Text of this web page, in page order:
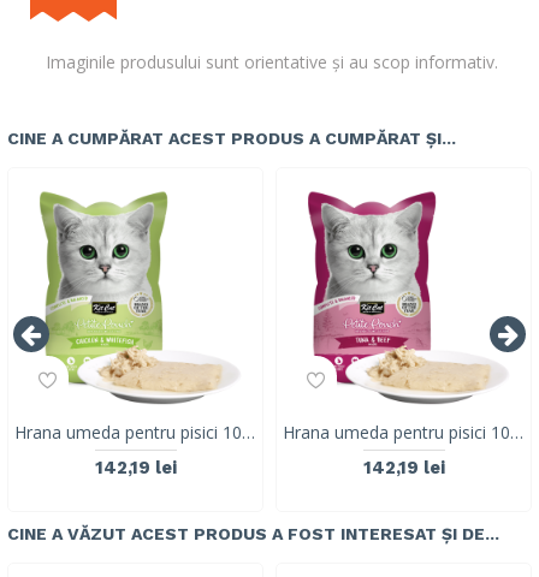
Imaginile produsului sunt orientative și au scop informativ.
CINE A CUMPĂRAT ACEST PRODUS A CUMPĂRAT ȘI...
Hrana umeda pentru pisici 100% holistica, Kit Cat Petite Pouch 70g, pui si biban de mare, 24 plicuri x 70g
142,19 lei
Hrana umeda pentru pisici 100% holistica, Kit Cat Petite Pouch 70g, ton si vita, 24 plicuri x 70g
142,19 lei
CINE A VĂZUT ACEST PRODUS A FOST INTERESAT ȘI DE...